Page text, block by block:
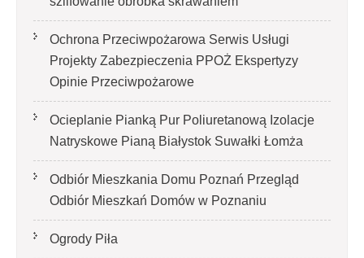
Ochrona Przeciwpożarowa Serwis Usługi
Projekty Zabezpieczenia PPOŻ Ekspertyzy
Opinie Przeciwpożarowe
Ocieplanie Pianką Pur Poliuretanową Izolacje
Natryskowe Pianą Białystok Suwałki Łomża
Odbiór Mieszkania Domu Poznań Przegląd
Odbiór Mieszkań Domów w Poznaniu
Ogrody Piła